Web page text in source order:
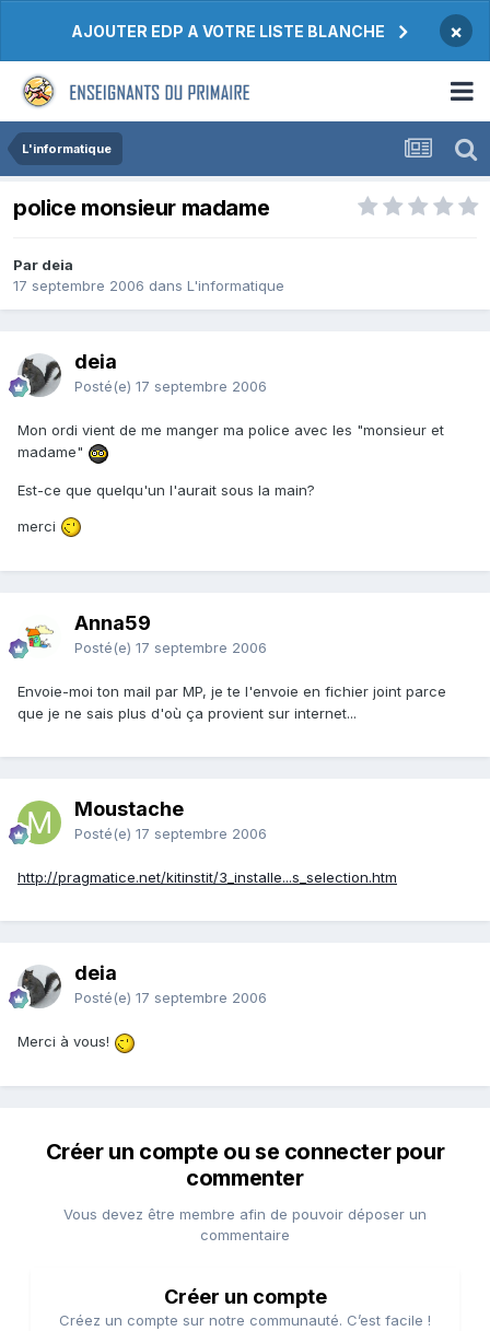
AJOUTER EDP A VOTRE LISTE BLANCHE ×
L'informatique
police monsieur madame
Par deia
17 septembre 2006 dans L'informatique
deia
Posté(e) 17 septembre 2006
Mon ordi vient de me manger ma police avec les "monsieur et
madame"
Est-ce que quelqu'un l'aurait sous la main?
merci
Anna59
Posté(e) 17 septembre 2006
Envoie-moi ton mail par MP, je te l'envoie en fichier joint parce
que je ne sais plus d'où ça provient sur internet...
Moustache
Posté(e) 17 septembre 2006
http://pragmatice.net/kitinstit/3_installe...s_selection.htm
deia
Posté(e) 17 septembre 2006
Merci à vous!
Créer un compte ou se connecter pour
commenter
Vous devez être membre afin de pouvoir déposer un
commentaire
Créer un compte
Créez un compte sur notre communauté. C’est facile !